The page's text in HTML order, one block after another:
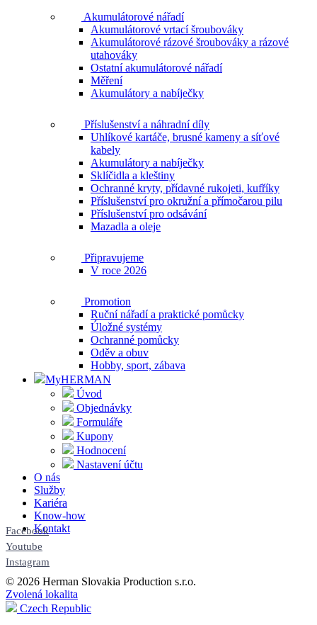
Akumulátorové nářadí
Akumulátorové vrtací šroubováky
Akumulátorové rázové šroubováky a rázové
utahováky
Ostatní akumulátorové nářadí
Měření
Akumulátory a nabíječky
Příslušenství a náhradní díly
Uhlíkové kartáče, brusné kameny a síťové
kabely
Akumulátory a nabíječky
Sklíčidla a kleštiny
Ochranné kryty, přídavné rukojeti, kufříky
Příslušenství pro okružní a přímočarou pilu
Příslušenství pro odsávání
Mazadla a oleje
Připravujeme
V roce 2026
Promotion
Ruční nářadí a praktické pomůcky
Úložné systémy
Ochranné pomůcky
Oděv a obuv
Hobby, sport, zábava
MyHERMAN
Úvod
Objednávky
Formuláře
Kupony
Hodnocení
Nastavení účtu
O nás
Služby
Kariéra
Know-how
Kontakt
Facebook
Youtube
Instagram
© 2026 Herman Slovakia Production s.r.o.
Zvolená lokalita
Czech Republic